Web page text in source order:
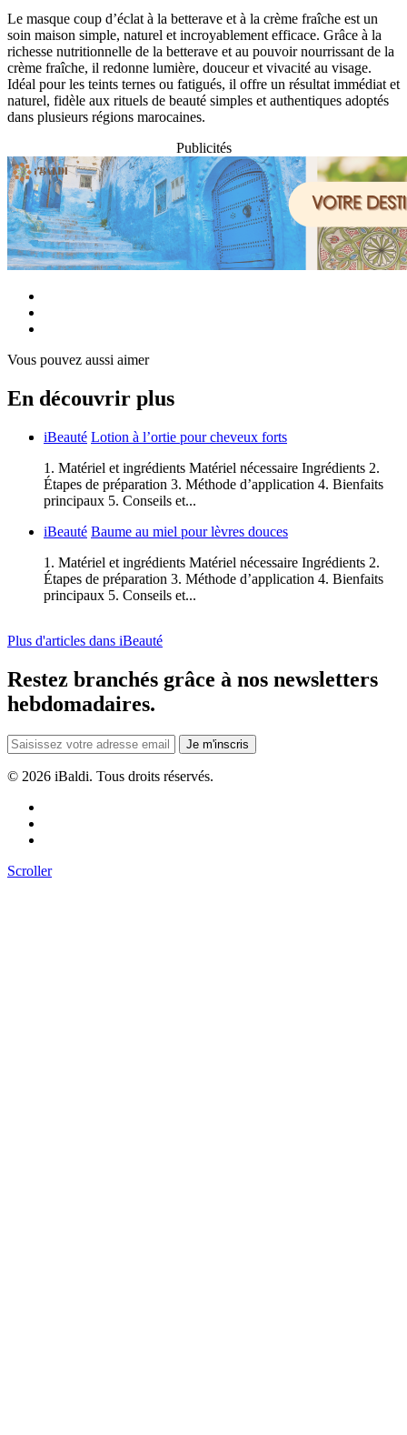
Le masque coup d’éclat à la betterave et à la crème fraîche est un
soin maison simple, naturel et incroyablement efficace. Grâce à la
richesse nutritionnelle de la betterave et au pouvoir nourrissant de la
crème fraîche, il redonne lumière, douceur et vivacité au visage.
Idéal pour les teints ternes ou fatigués, il offre un résultat immédiat et
naturel, fidèle aux rituels de beauté simples et authentiques adoptés
dans plusieurs régions marocaines.
Publicités
Vous pouvez aussi aimer
En découvrir plus
iBeauté Lotion à l’ortie pour cheveux forts
1. Matériel et ingrédients Matériel nécessaire Ingrédients 2.
Étapes de préparation 3. Méthode d’application 4. Bienfaits
principaux 5. Conseils et...
iBeauté Baume au miel pour lèvres douces
1. Matériel et ingrédients Matériel nécessaire Ingrédients 2.
Étapes de préparation 3. Méthode d’application 4. Bienfaits
principaux 5. Conseils et...
Plus d'articles dans iBeauté
Restez branchés grâce à nos newsletters
hebdomadaires.
Je m'inscris
© 2026 iBaldi. Tous droits réservés.
Scroller